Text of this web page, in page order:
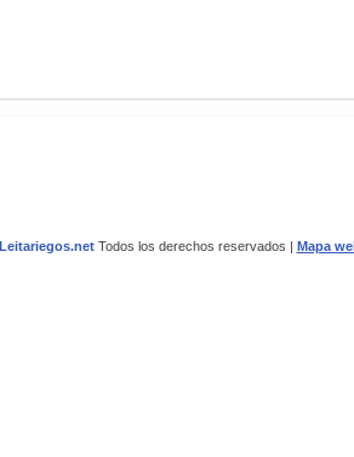
Leitariegos.netTodos los derechos reservados | Mapa